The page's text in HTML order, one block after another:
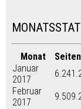
Monat
Januar
2017
Februar
2017